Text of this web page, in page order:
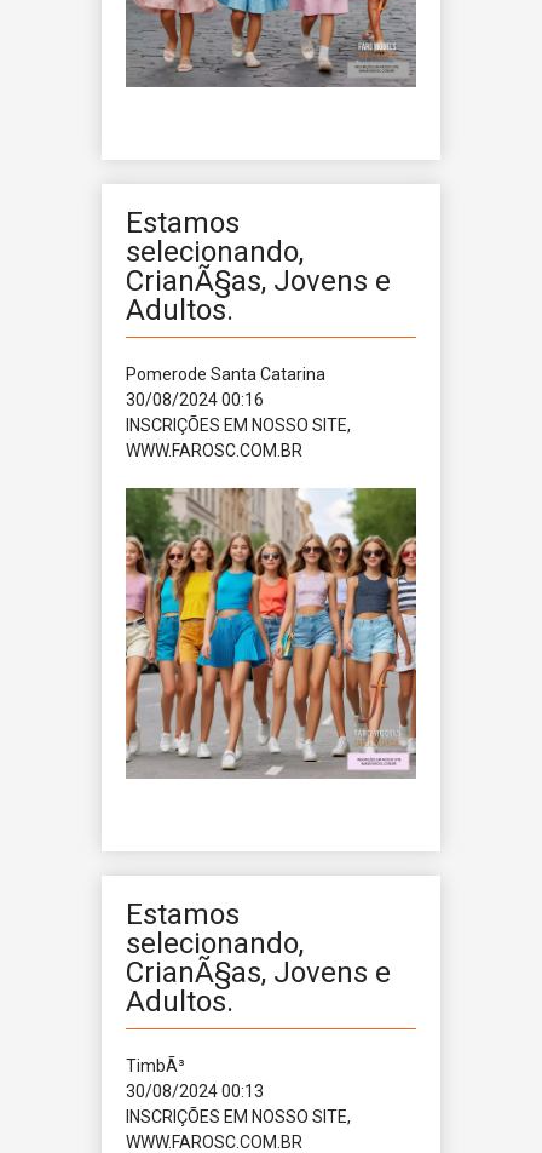
Estamos
selecionando,
CrianÃ§as, Jovens e
Adultos.
Pomerode Santa Catarina
30/08/2024 00:16
INSCRIÇÕES EM NOSSO SITE,
WWW.FAROSC.COM.BR
Estamos
selecionando,
CrianÃ§as, Jovens e
Adultos.
TimbÃ³
30/08/2024 00:13
INSCRIÇÕES EM NOSSO SITE,
WWW.FAROSC.COM.BR